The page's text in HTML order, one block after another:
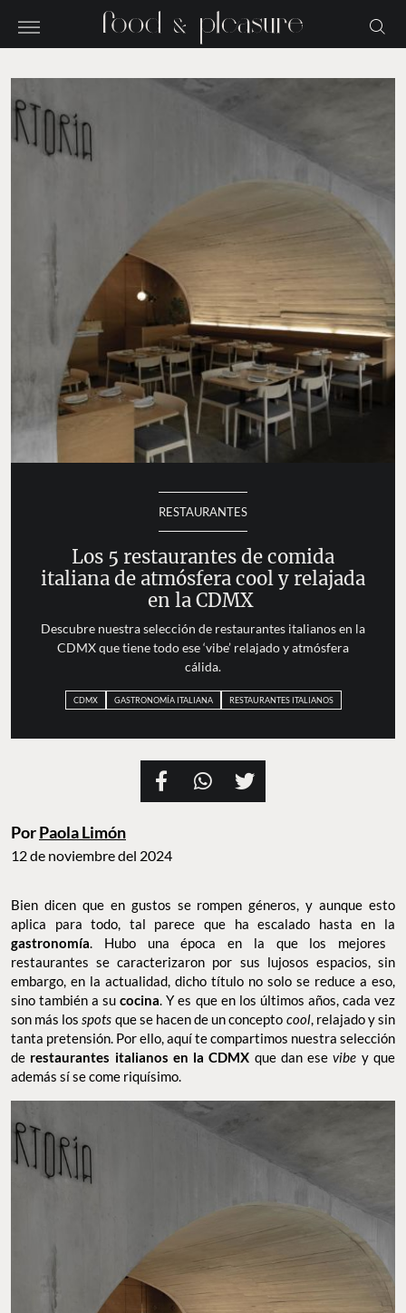
RESTAURANTES
Los 5 restaurantes de comida
italiana de atmósfera cool y relajada
en la CDMX
Descubre nuestra selección de restaurantes italianos en la
CDMX que tiene todo ese ‘vibe’ relajado y atmósfera
cálida.
CDMX GASTRONOMÍA ITALIANA RESTAURANTES ITALIANOS
PorPaola Limón
12 de noviembre del 2024
Bien dicen que en gustos se rompen géneros, y aunque esto
aplica para todo, tal parece que ha escalado hasta en la
gastronomía. Hubo una época en la que los mejores
restaurantes se caracterizaron por sus lujosos espacios, sin
embargo, en la actualidad, dicho título no solo se reduce a eso,
sino también a sucocina. Y es que en los últimos años, cada vez
son más los spots que se hacen de un concepto cool, relajado y sin
tanta pretensión. Por ello, aquí te compartimos nuestra selección
de restaurantes italianos en la CDMX que dan esevibe y que
además sí se come riquísimo.